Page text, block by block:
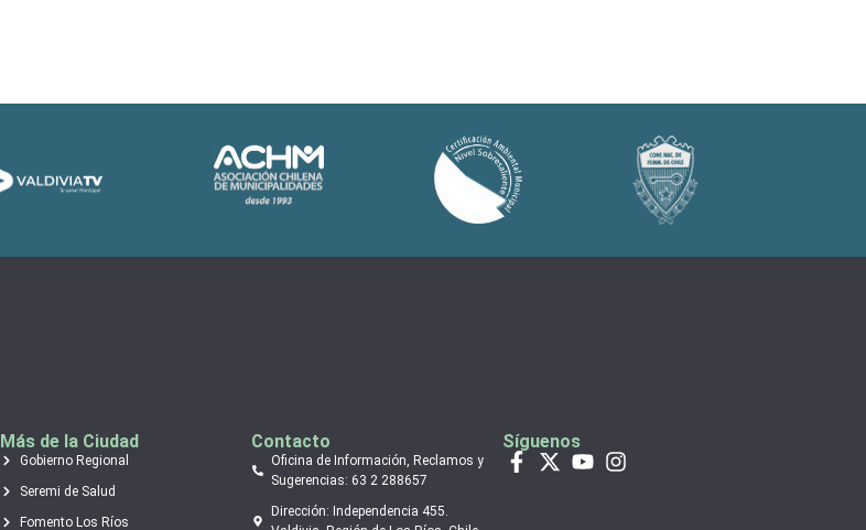
Más de la Ciudad
Gobierno Regional
Seremi de Salud
Fomento Los Ríos
Contacto
Oficina de Información, Reclamos y
Sugerencias: 63 2 288657
Dirección: Independencia 455.
Síguenos